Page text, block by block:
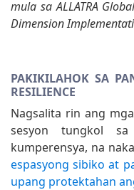
mula sa ALLATRA
Dimension
PAKIKILAHOK SA
RESILIENCE
Nagsalita rin ang
sesyon tungkol
kumperensya, na
espasyong sibiko at
upang protektahan